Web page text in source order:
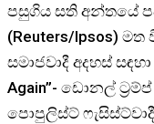
පසුගිය සති අන්තයේ
(Reuters/Ipsos)
සමාජවාදී අදහස් සඳහා
Again”- ඩොනල්
පොපුලිස්ට්